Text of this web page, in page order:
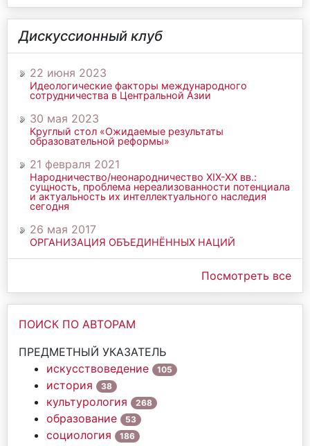
Дискуссионный клуб
22 июня 2023
Идеологические факторы международного
сотрудничества в Центральной Азии
30 мая 2023
Круглый стол «Ожидаемые результаты
образовательной реформы»
21 февраля 2021
Народничество/неонародничество ХIХ-ХХ вв.:
сущность, проблема нереализованности потенциала
и актуальность их интеллектуального наследия
сегодня
26 мая 2017
ОРГАНИЗАЦИЯ ОБЪЕДИНЁННЫХ НАЦИЙ
Посмотреть все
ПОИСК ПО АВТОРАМ
ПРЕДМЕТНЫЙ УКАЗАТЕЛЬ
искусствоведение
105
история 38
культурология 268
образование 53
социология 186